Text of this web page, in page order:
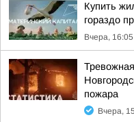
Купить
гораздо
Вчера, 16:05
пожара
Вчера,